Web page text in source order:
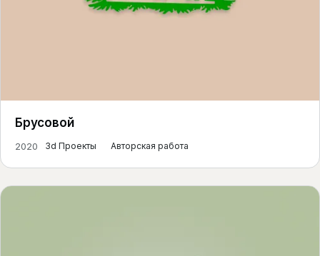
Брусовой
2020 3d Проекты Авторская работа